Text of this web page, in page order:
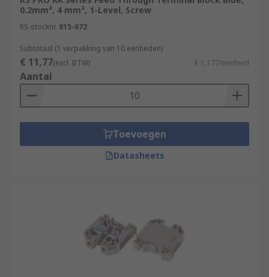
0.2mm², 4 mm², 1-Level, Screw
RS-stocknr. 815-672
Subtotaal (1 verpakking van 10 eenheden)
€ 11,77(excl. BTW) € 1,177/eenheid
Aantal
Toevoegen
Datasheets